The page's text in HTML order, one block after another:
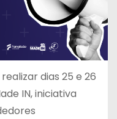
dias 25 e 26
IN, iniciativa